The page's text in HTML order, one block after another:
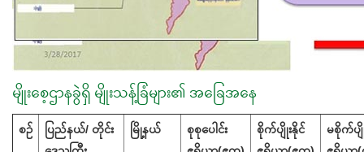
မျိုးစေ့ဌာနခွဲရှိ မျိုးသန့်ခြံများ၏ အခြေအနေ
စဉ် ပြည်နယ်/ တိုင်း
မြို့နယ်
စုစုပေါင်း
စိုက်ပျိုးနိုင်
မစိုက်ပျို